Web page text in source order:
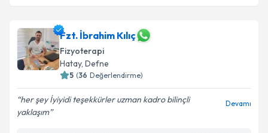
Fzt. İbrahim Kılıç
Fizyoterapi
Hatay, Defne
5 (36 Değerlendirme)
her şey İyiyidi teşekkürler uzman kadro bilinçli
yaklaşım
Devamı